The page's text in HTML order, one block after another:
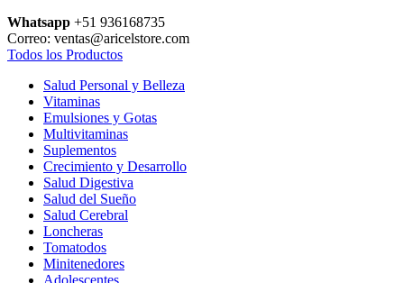
Whatsapp +51 936168735
Correo: ventas@aricelstore.com
Todos los Productos
Salud Personal y Belleza
Vitaminas
Emulsiones y Gotas
Multivitaminas
Suplementos
Crecimiento y Desarrollo
Salud Digestiva
Salud del Sueño
Salud Cerebral
Loncheras
Tomatodos
Minitenedores
Adolescentes